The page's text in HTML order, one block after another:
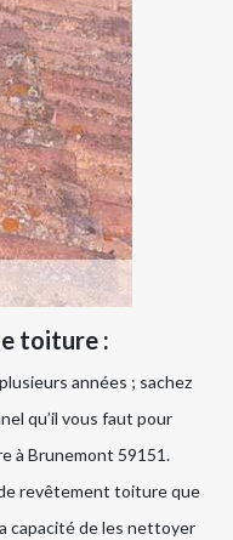
toiture :
années ; sachez
qu’il vous faut pour
à Brunemont 59151.
revêtement toiture que
capacité de les nettoyer